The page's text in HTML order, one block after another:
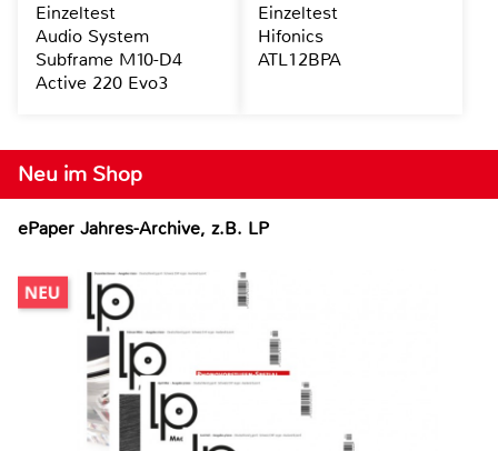
Neu im Shop
ePaper Jahres-Archive, z.B. LP
Einzeltest
Audio System
Subframe M10-D4
Active 220 Evo3
Einzeltest
Hifonics
ATL12BPA